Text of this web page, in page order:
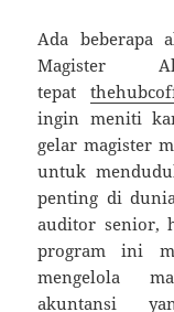
Ada beberapa
Magister
tepat
ingin meniti
gelar magister
untuk
penting di
auditor senior,
program ini
mengelola
akuntansi